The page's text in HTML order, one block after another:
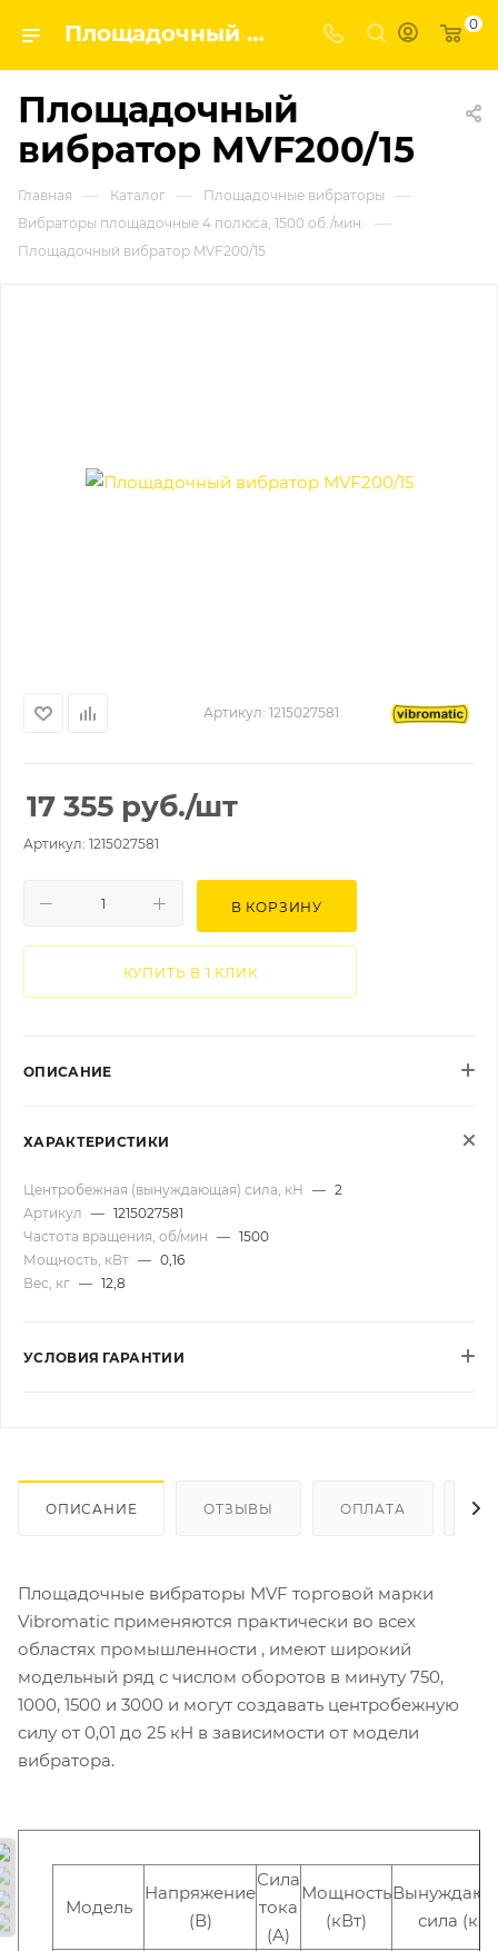
Площадочный вибратор MVF200/15 | Завод строительных и промышленных механизмов VPK 0
Площадочный
вибратор MVF200/15
Главная — Каталог — Площадочные вибраторы —
Вибраторы площадочные 4 полюса, 1500 об./мин. —
Площадочный вибратор MVF200/15
Артикул: 1215027581
17 355 руб./шт
Артикул: 1215027581
В КОРЗИНУ
КУПИТЬ В 1 КЛИК
ОПИСАНИЕ
ХАРАКТЕРИСТИКИ
Центробежная (вынуждающая) сила, кН — 2
Артикул — 1215027581
Частота вращения, об/мин — 1500
Мощность, кВт — 0,16
Вес, кг — 12,8
УСЛОВИЯ ГАРАНТИИ
ОПИСАНИЕ ОТЗЫВЫ ОПЛАТА
Площадочные вибраторы MVF торговой марки
Vibromatic применяются практически во всех
областях промышленности , имеют широкий
модельный ряд с числом оборотов в минуту 750,
1000, 1500 и 3000 и могут создавать центробежную
силу от 0,01 до 25 кН в зависимости от модели
вибратора.
Модель
Напряжение
(В)
Сила
тока
(A)
Мощность
(кВт)
сила (кН)